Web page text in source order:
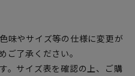
味やサイズ等の仕様に変更が
ご了承ください。
。サイズ表を確認の上、ご購